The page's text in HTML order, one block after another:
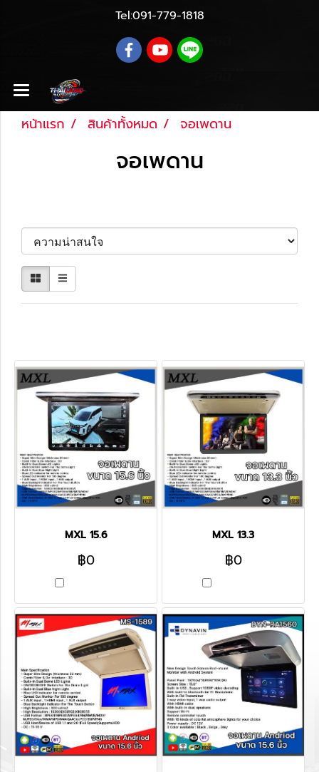
Tel:091-779-1818
หน้าแรก สินค้าทั้งหมด จอเพดาน
จอเพดาน
MXL 15.6
฿0
MXL 13.3
฿0